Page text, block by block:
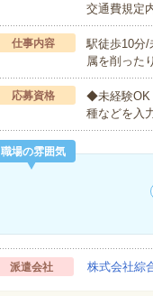
交通費規定
仕事内容
駅徒歩10分/
属を削った
応募資格
◆未経験OK
種などを入
職場の雰囲気
派遣会社 株式会社綜